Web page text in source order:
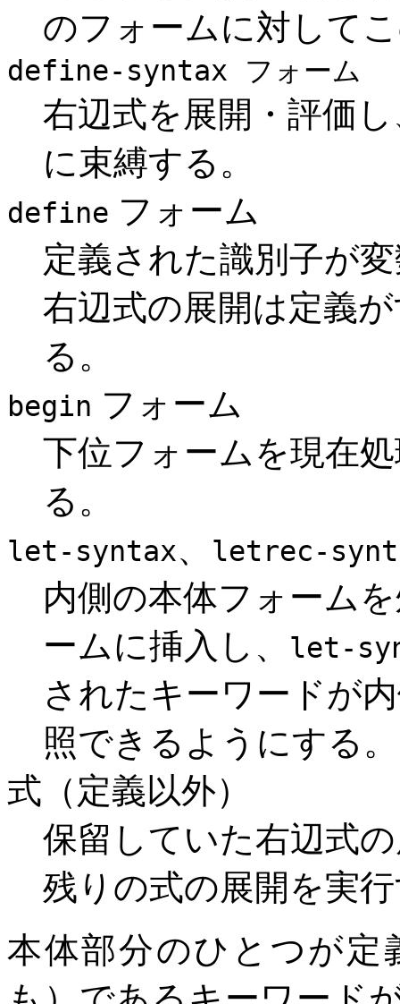
のフォームに対して
define-syntax フォーム
右辺式を展開・評価
に束縛する。
define フォーム
定義された識別子が
右辺式の展開は定義
る。
begin フォーム
下位フォームを現在
る。
let-syntax、 letrec-
内側の本体フォーム
ームに挿入し、
let-
されたキーワードが
照できるようにする。
式（定義以外）
保留していた右辺式
残りの式の展開を実
本体部分のひとつが定